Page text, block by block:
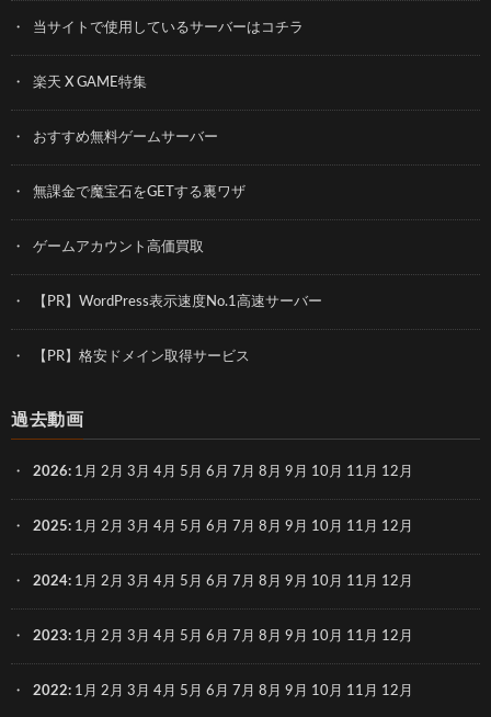
当サイトで使用しているサーバーはコチラ
楽天 X GAME特集
おすすめ無料ゲームサーバー
無課金で魔宝石をGETする裏ワザ
ゲームアカウント高価買取
【PR】WordPress表示速度No.1高速サーバー
【PR】格安ドメイン取得サービス
過去動画
2026: 1月 2月 3月 4月 5月 6月 7月 8月 9月 10月 11月 12月
2025: 1月 2月 3月 4月 5月 6月 7月 8月 9月 10月 11月 12月
2024: 1月 2月 3月 4月 5月 6月 7月 8月 9月 10月 11月 12月
2023: 1月 2月 3月 4月 5月 6月 7月 8月 9月 10月 11月 12月
2022: 1月 2月 3月 4月 5月 6月 7月 8月 9月 10月 11月 12月